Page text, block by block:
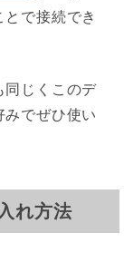
で接続でき
同じくこのデ
でぜひ使い
れ方法